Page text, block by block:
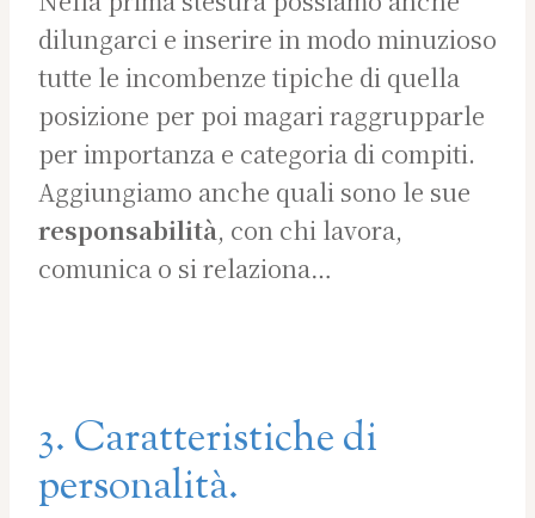
dilungarci e inserire in modo minuzioso
tutte le incombenze tipiche di quella
posizione per poi magari raggrupparle
per importanza e categoria di compiti.
Aggiungiamo anche quali sono le sue
responsabilità, con chi lavora,
comunica o si relaziona…
3. Caratteristiche di
personalità.